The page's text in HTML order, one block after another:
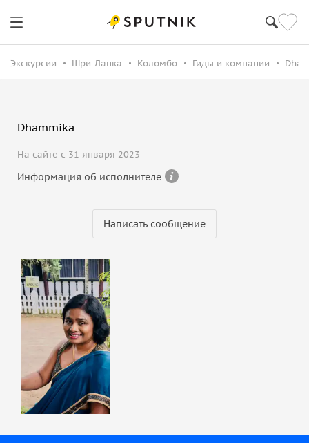
Экскурсии Шри-Ланка Коломбо Гиды и компании
Dhammika
На сайте с 31 января 2023
Информация об исполнителе
Написать сообщение